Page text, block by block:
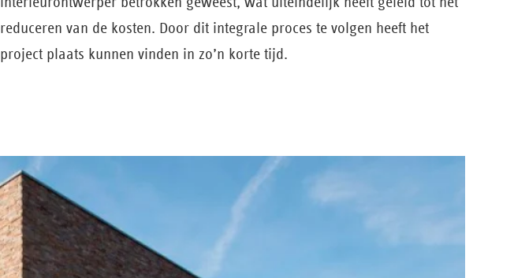
reduceren van de kosten. Door dit integrale proces te volgen heeft het
project plaats kunnen vinden in zo’n korte tijd.